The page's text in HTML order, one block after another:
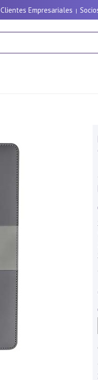
Clientes Empresariales |